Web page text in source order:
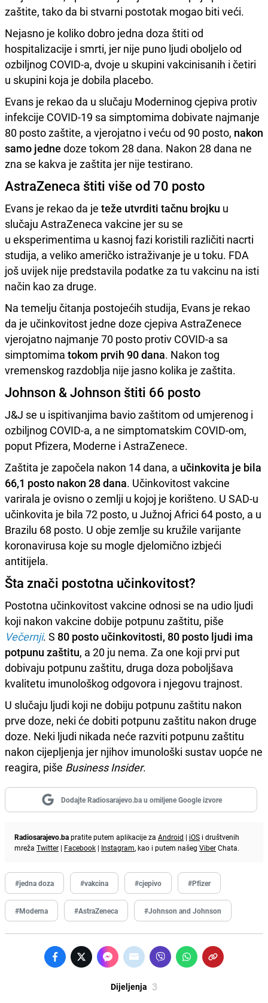
zaštite, tako da bi stvarni postotak mogao biti veći.
Nejasno je koliko dobro jedna doza štiti od
hospitalizacije i smrti, jer nije puno ljudi oboljelo od
ozbiljnog COVID-a, dvoje u skupini vakcinisanih i četiri
u skupini koja je dobila placebo.
Evans je rekao da u slučaju Moderninog cjepiva protiv
infekcije COVID-19 sa simptomima dobivate najmanje
80 posto zaštite, a vjerojatno i veću od 90 posto, nakon
samo jedne doze tokom 28 dana. Nakon 28 dana ne
zna se kakva je zaštita jer nije testirano.
AstraZeneca štiti više od 70 posto
Evans je rekao da je teže utvrditi tačnu brojku u
slučaju AstraZeneca vakcine jer su se
u eksperimentima u kasnoj fazi koristili različiti nacrti
studija, a veliko američko istraživanje je u toku. FDA
još uvijek nije predstavila podatke za tu vakcinu na isti
način kao za druge.
Na temelju čitanja postojećih studija, Evans je rekao
da je učinkovitost jedne doze cjepiva AstraZenece
vjerojatno najmanje 70 posto protiv COVID-a sa
simptomima tokom prvih 90 dana. Nakon tog
vremenskog razdoblja nije jasno kolika je zaštita.
Johnson & Johnson štiti 66 posto
J&J se u ispitivanjima bavio zaštitom od umjerenog i
ozbiljnog COVID-a, a ne simptomatskim COVID-om,
poput Pfizera, Moderne i AstraZenece.
Zaštita je započela nakon 14 dana, a učinkovita je bila
66,1 posto nakon 28 dana. Učinkovitost vakcine
varirala je ovisno o zemlji u kojoj je korišteno. U SAD-u
učinkovita je bila 72 posto, u Južnoj Africi 64 posto, a u
Brazilu 68 posto. U obje zemlje su kružile varijante
koronavirusa koje su mogle djelomično izbjeći
antitijela.
Šta znači postotna učinkovitost?
Postotna učinkovitost vakcine odnosi se na udio ljudi
koji nakon vakcine dobije potpunu zaštitu, piše
Večernji. S 80 posto učinkovitosti, 80 posto ljudi ima
potpunu zaštitu, a 20 ju nema. Za one koji prvi put
dobivaju potpunu zaštitu, druga doza poboljšava
kvalitetu imunološkog odgovora i njegovu trajnost.
U slučaju ljudi koji ne dobiju potpunu zaštitu nakon
prve doze, neki će dobiti potpunu zaštitu nakon druge
doze. Neki ljudi nikada neće razviti potpunu zaštitu
nakon cijepljenja jer njihov imunološki sustav uopće ne
reagira, piše Business Insider.
Dodajte Radiosarajevo.ba u omiljene Google izvore
Radiosarajevo.bapratite putem aplikacije za Android | iOS i društvenih
mreža Twitter | Facebook | Instagram, kao i putem našeg ViberChata.
#jedna doza #vakcina #cjepivo #Pfizer
#Moderna #AstraZeneca #Johnson and Johnson
Dijeljenja 3